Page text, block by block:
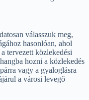
válasszuk meg,
hasonlóan, ahol
tervezett közlekedési
hozni a közlekedés
vagy a gyaloglásra
a városi levegő